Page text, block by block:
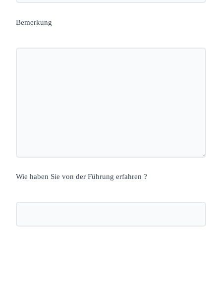
Bemerkung
Wie haben Sie von der Führung erfahren ?